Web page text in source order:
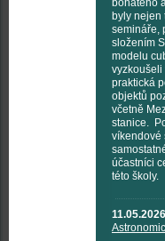
bohatého
byly nejen
semináře,
složením
modelu
vyzkoušeli
praktická
objektů
včetně
stanice.
víkendové
účastníci
této školy.
11.05.2026